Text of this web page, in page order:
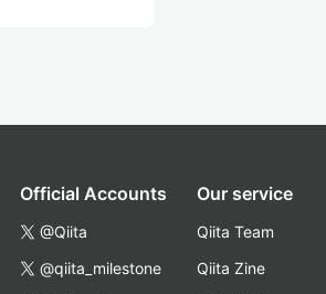
Official Accounts
@Qiita
@qiita_milestone
Our service
Qiita Team
Qiita Zine